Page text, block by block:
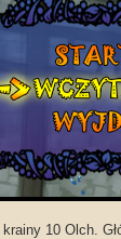
10 Olch.